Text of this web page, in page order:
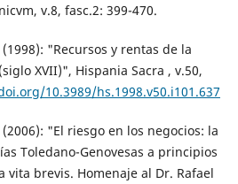
v.8, fasc.2: 399-470.
"Recursos y rentas de la
XVII)", Hispania Sacra , v.50,
10.3989/hs.1998.v50.i101.637
"El riesgo en los negocios: la
Toledano-Genovesas a principios
vita brevis. Homenaje al Dr. Rafael